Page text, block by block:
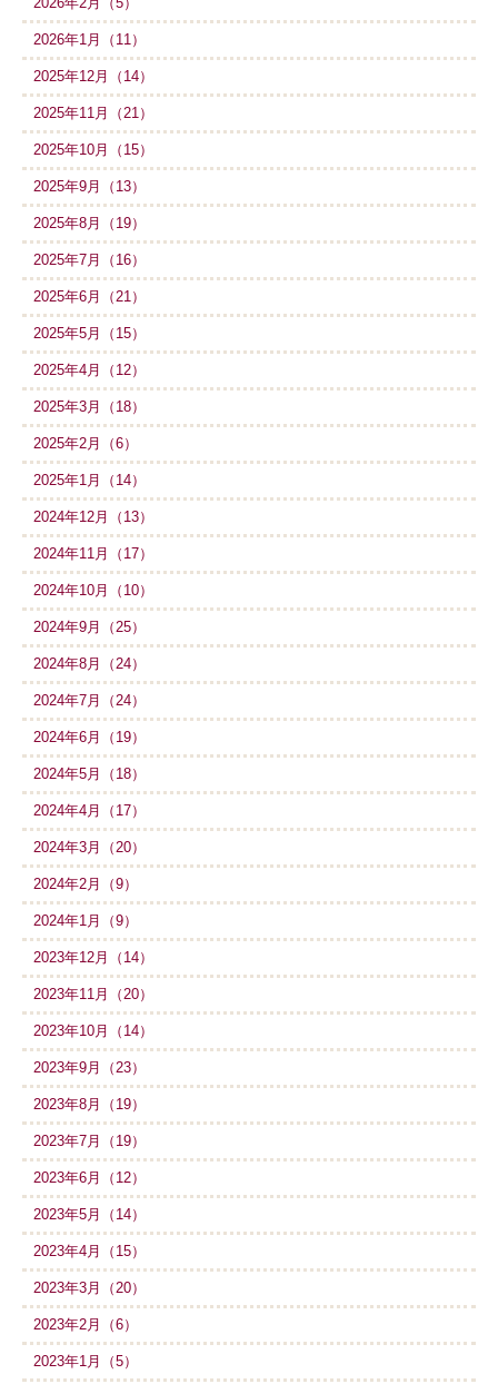
2026年1月（11）
2025年12月（14）
2025年11月（21）
2025年10月（15）
2025年9月（13）
2025年8月（19）
2025年7月（16）
2025年6月（21）
2025年5月（15）
2025年4月（12）
2025年3月（18）
2025年2月（6）
2025年1月（14）
2024年12月（13）
2024年11月（17）
2024年10月（10）
2024年9月（25）
2024年8月（24）
2024年7月（24）
2024年6月（19）
2024年5月（18）
2024年4月（17）
2024年3月（20）
2024年2月（9）
2024年1月（9）
2023年12月（14）
2023年11月（20）
2023年10月（14）
2023年9月（23）
2023年8月（19）
2023年7月（19）
2023年6月（12）
2023年5月（14）
2023年4月（15）
2023年3月（20）
2023年2月（6）
2023年1月（5）